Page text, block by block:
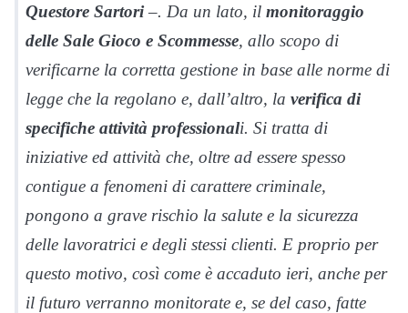
Questore Sartori–. Da un lato, il monitoraggio
delle Sale Gioco e Scommesse, allo scopo di
verificarne la corretta gestione in base alle norme di
legge che la regolano e, dall’altro, la verifica di
specifiche attività professionali. Si tratta di
iniziative ed attività che, oltre ad essere spesso
contigue a fenomeni di carattere criminale,
pongono a grave rischio la salute e la sicurezza
delle lavoratrici e degli stessi clienti. E proprio per
questo motivo, così come è accaduto ieri, anche per
il futuro verranno monitorate e, se del caso, fatte